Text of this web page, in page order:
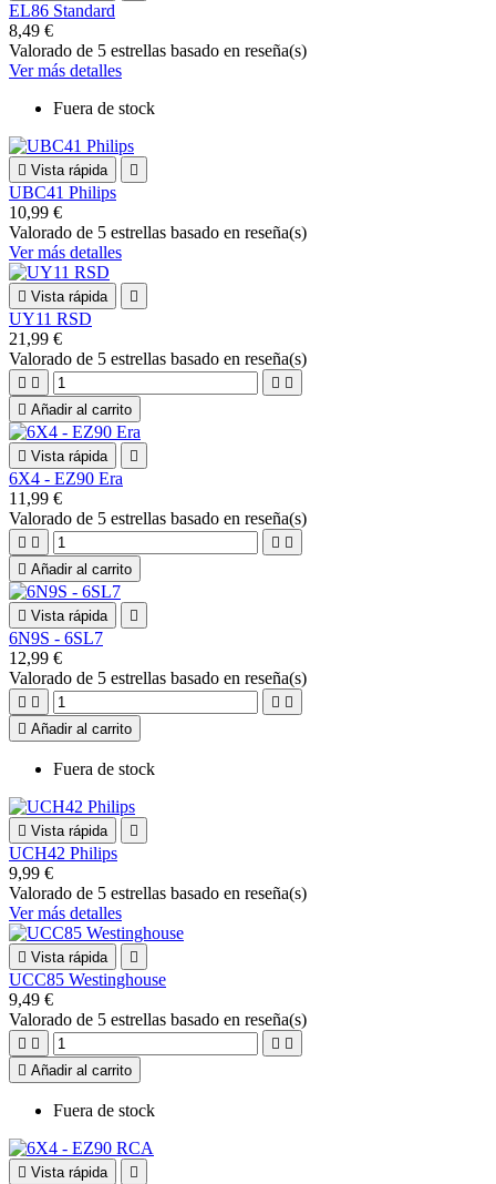
EL86 Standard
8,49 €
Valorado de 5 estrellas basado en reseña(s)
Ver más detalles
Fuera de stock
 Vista rápida 
UBC41 Philips
10,99 €
Valorado de 5 estrellas basado en reseña(s)
Ver más detalles
 Vista rápida 
UY11 RSD
21,99 €
Valorado de 5 estrellas basado en reseña(s)
   
 Añadir al carrito
 Vista rápida 
6X4 - EZ90 Era
11,99 €
Valorado de 5 estrellas basado en reseña(s)
   
 Añadir al carrito
 Vista rápida 
6N9S - 6SL7
12,99 €
Valorado de 5 estrellas basado en reseña(s)
   
 Añadir al carrito
Fuera de stock
 Vista rápida 
UCH42 Philips
9,99 €
Valorado de 5 estrellas basado en reseña(s)
Ver más detalles
 Vista rápida 
UCC85 Westinghouse
9,49 €
Valorado de 5 estrellas basado en reseña(s)
   
 Añadir al carrito
Fuera de stock
 Vista rápida 